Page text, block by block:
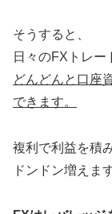
そうすると、
日々のFXトレー
どんどんと口座
できます。
複利で利益を積
ドンドン増えます